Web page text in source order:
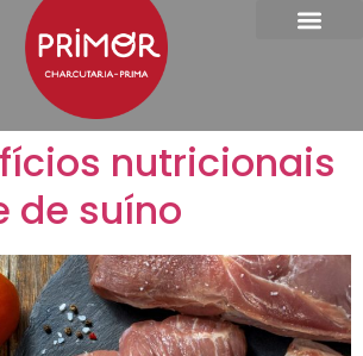
nutricionais
de suíno